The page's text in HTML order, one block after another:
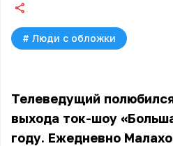
# Люди с обложки
Телеведущий
выхода ток-шоу
году. Ежедневно